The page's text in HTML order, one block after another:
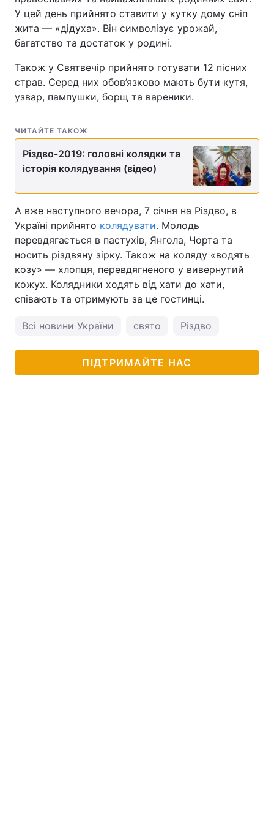
Лонгріди
Інтерв'ю Думки
Контакти
Послуги
Тема оформлення
У цей день прийнято ставити у кутку дому сніп
жита — «дідуха». Він символізує урожай,
багатство та достаток у родині.
Також у Святвечір прийнято готувати 12 пісних
страв. Серед них обов’язково мають бути кутя,
узвар, пампушки, борщ та вареники.
ЧИТАЙТЕ ТАКОЖ
Різдво-2019: головні колядки та
історія колядування (відео)
А вже наступного вечора, 7 січня на Різдво, в
Україні прийнято колядувати. Молодь
перевдягається в пастухів, Янгола, Чорта та
носить різдвяну зірку. Також на коляду «водять
козу» — хлопця, перевдягненого у вивернутий
кожух. Колядники ходять від хати до хати,
співають та отримують за це гостинці.
Всі новини України свято Різдво
ПІДТРИМАЙТЕ НАС